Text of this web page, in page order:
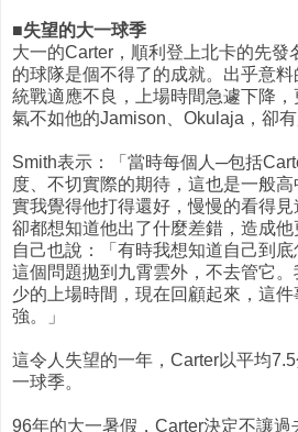
■失望的大一球季
大一的Carter，順利登上北卡的先發
的球隊是個不得了的成就。出乎意
統戰適應不良，上場時間急遽下降
氣不如他的Jamison、Okulaja，卻有
Smith表示：「當時每個人─包括
度、不切實際的期待，這也是一般
實我覺得他打得還好，慢慢的看得見
卻都想知道他出了什麼差錯，造成
自己也說：「有時我想知道自己到
這個問題拋到九霄雲外，不去管它
少的上場時間，現在回顧起來，這
強。」
這令人失望的一年，Carter以平均
一球季。
96年的大一暑假，Carter決定不讓過